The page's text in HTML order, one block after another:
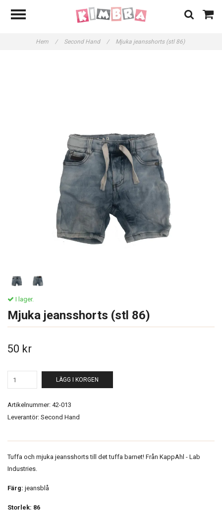
Hem / Second Hand / Mjuka jeansshorts (stl 86)
I lager.
Mjuka jeansshorts (stl 86)
50 kr
LÄGG I KORGEN
Artikelnummer: 42-013
Leverantör: Second Hand
Tuffa och mjuka jeansshorts till det tuffa barnet! Från KappAhl - Lab
Industries.
Färg: jeansblå
Storlek: 86